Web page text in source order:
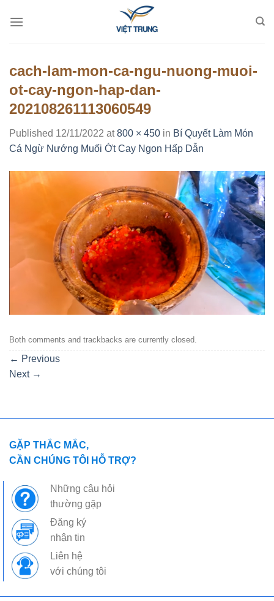
cach-lam-mon-ca-ngu-nuong-muoi-
ot-cay-ngon-hap-dan-
202108261113060549
Published 12/11/2022 at800 × 450 in Bí Quyết Làm Món
Cá Ngừ Nướng Muối Ớt Cay Ngon Hấp Dẫn
Both comments and trackbacks are currently closed.
← Previous
Next →
GẶP THẮC MẮC,
CẦN CHÚNG TÔI HỖ TRỢ?
Những câu hỏi
thường gặp
Đăng ký
nhận tin
Liên hệ
với chúng tôi